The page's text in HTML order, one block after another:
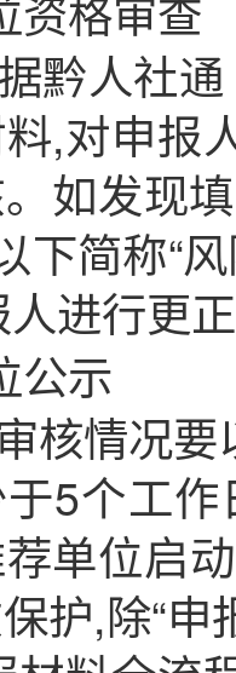
黔人社
,对申报
如发现
下简称“
进行更
公示
核情况
5个工
单位启
护,除“申